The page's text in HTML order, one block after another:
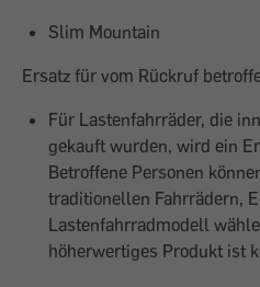
Slim Mountain
Ersatz für vom Rückruf
Für Lastenfahrräder, die
gekauft wurden, wird ein
Betroffene Personen
traditionellen Fahrrädern,
Lastenfahrradmodell
höherwertiges Produkt ist